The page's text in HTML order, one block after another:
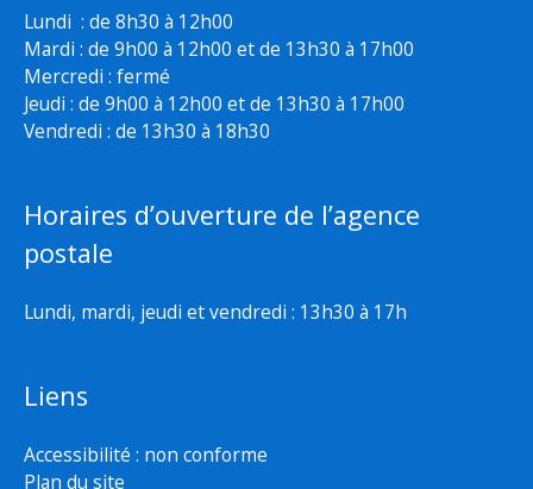
Lundi : de 8h30 à 12h00
Mardi : de 9h00 à 12h00 et de 13h30 à 17h00
Mercredi : fermé
Jeudi : de 9h00 à 12h00 et de 13h30 à 17h00
Vendredi : de 13h30 à 18h30
Horaires d’ouverture de l’agence
postale
Lundi, mardi, jeudi et vendredi : 13h30 à 17h
Liens
Accessibilité : non conforme
Plan du site